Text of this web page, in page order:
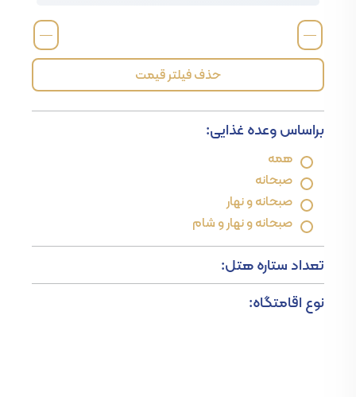
—
—
حذف فیلتر قیمت
براساس وعده غذایی:
همه
صبحانه
صبحانه و نهار
صبحانه و نهار و شام
تعداد ستاره هتل:
نوع اقامتگاه: